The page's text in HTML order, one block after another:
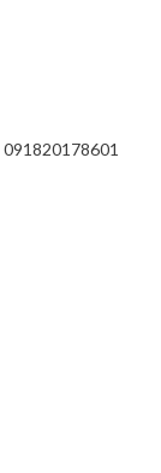
091820178601